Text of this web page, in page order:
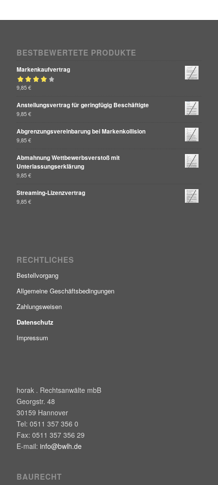
BESTBEWERTETE PRODUKTE
Markenkaufvertrag
Bewertet mit
9,85€
Anstellungsvertrag für geringfügig Beschäftigte
9,85€
Abgrenzungsvereinbarung bei Markenkollision
9,85€
Abmahnung Wettbewerbsverstoß mit
Unterlassungserklärung
9,85€
Streaming-Lizenzvertrag
9,85€
RECHTLICHES
Bestellvorgang
Allgemeine Geschäftsbedingungen
Zahlungsweisen
Datenschutz
Impressum
horak . Rechtsanwälte mbB
Georgstr. 48
30159 Hannover
Tel: 0511 357 356 0
Fax: 0511 357 356 29
E-mail: info@bwlh.de
BAURECHT